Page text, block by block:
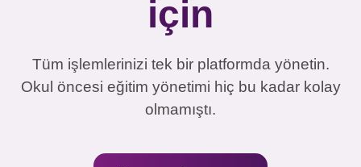
için
Tüm işlemlerinizi tek bir platformda yönetin.
Okul öncesi eğitim yönetimi hiç bu kadar kolay
olmamıştı.